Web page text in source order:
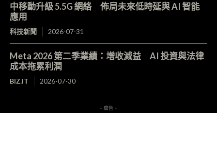
中移動升級 5.5G 網絡 佈局未來低時延與 AI 智能
應用
科技新聞 2026-07-31
Meta 2026 第二季業績：增收減益 AI 投資與法律
成本拖累利潤
BIZ.IT 2026-07-30
- 廣告 -